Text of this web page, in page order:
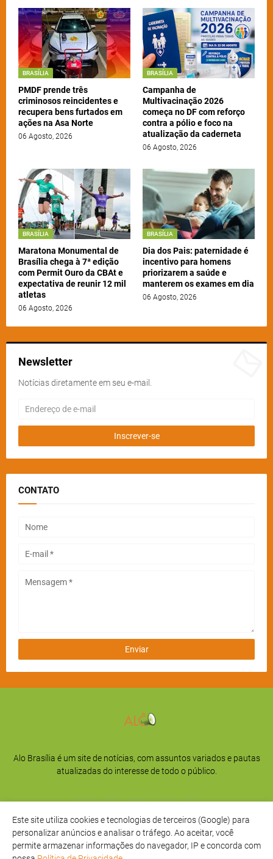
BRASÍLIA
PMDF prende três
criminosos reincidentes e
recupera bens furtados em
ações na Asa Norte
06 Agosto, 2026
BRASÍLIA
Campanha de
Multivacinação 2026
começa no DF com reforço
contra a pólio e foco na
atualização da caderneta
06 Agosto, 2026
BRASÍLIA
Maratona Monumental de
Brasília chega à 7ª edição
com Permit Ouro da CBAt e
expectativa de reunir 12 mil
atletas
06 Agosto, 2026
BRASÍLIA
Dia dos Pais: paternidade é
incentivo para homens
priorizarem a saúde e
manterem os exames em dia
06 Agosto, 2026
Newsletter
Notícias diretamente em seu e-mail.
CONTATO
Alo Brasília é um site de notícias, com assuntos variados e pautas
atualizadas do interesse de todo o público.
Este site utiliza cookies e tecnologias de terceiros (Google) para
personalizar anúncios e analisar o tráfego. Ao aceitar, você
permite armazenar informações do navegador, IP e concorda com